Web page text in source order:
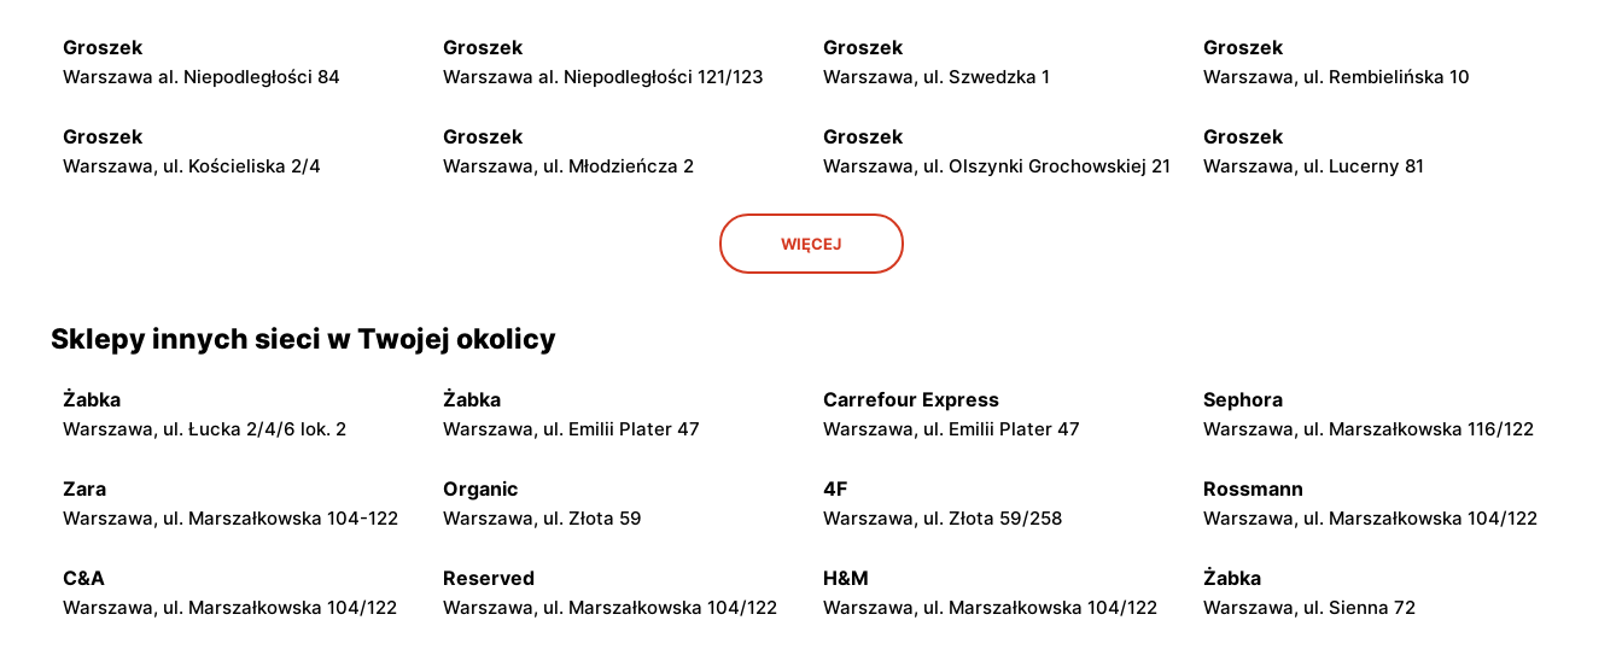
Groszek
Warszawa al. Niepodległości 84
Groszek
Warszawa al. Niepodległości 121/123
Groszek
Warszawa, ul. Szwedzka 1
Groszek
Warszawa, ul. Rembielińska 10
Groszek
Warszawa, ul. Kościeliska 2/4
Groszek
Warszawa, ul. Młodzieńcza 2
Groszek
Warszawa, ul. Olszynki Grochowskiej 21
Groszek
Warszawa, ul. Lucerny 81
Groszek
Babice Nowe, ul. Warszawska 278
Warszawa al. Dzieci Polskich 9 Warszawa, ul. Zasadowa 52
Groszek
Łomianki Dolne, ul. Wiślana 32E
Groszek
Łomianki, ul. Warszawska 280
Groszek
Warszawa, ul. Jana Pawła II 108
Groszek
Warszawa, ul. plac Wojska Polskiego 114
Groszek
Nowa Iwiczna, ul. Ignacego Krasickiego
Groszek
Warszawa, ul. Rumiankowa 18
Groszek
Kobyłka, ul. Nadarzyn 8
Groszek
Piaseczno, ul. Szkolna 8B
WIĘCEJ
Sklepy innych sieci w Twojej okolicy
Żabka
Warszawa, ul. Łucka 2/4/6 lok. 2
Żabka
Warszawa, ul. Emilii Plater 47
Carrefour Express
Warszawa, ul. Emilii Plater 47
Sephora
Warszawa, ul. Marszałkowska 116/122
Zara
Warszawa, ul. Marszałkowska 104-122
Organic
Warszawa, ul. Złota 59
4F
Warszawa, ul. Złota 59/258
Rossmann
Warszawa, ul. Marszałkowska 104/122
C&A
Warszawa, ul. Marszałkowska 104/122
Reserved
Warszawa, ul. Marszałkowska 104/122
H&M
Warszawa, ul. Marszałkowska 104/122
Żabka
Warszawa, ul. Sienna 72